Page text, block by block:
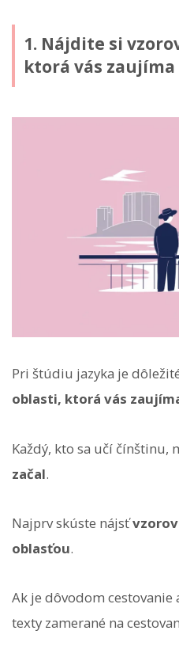
1. Nájdite si
ktorá vás zaujíma
Pri štúdiu jazyka je
oblasti, ktorá vás
Každý, kto sa učí čínštinu,
začal.
Najprv skúste nájsť
oblasťou.
Ak je dôvodom cestovanie
texty zamerané na